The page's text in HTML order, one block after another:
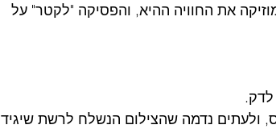
את החוויה ההיא, והפסיקה "לקטר" על
והרגע נשדפים לדק.
ולעתים נדמה שהצילום הנשלח לרשת שיגיד